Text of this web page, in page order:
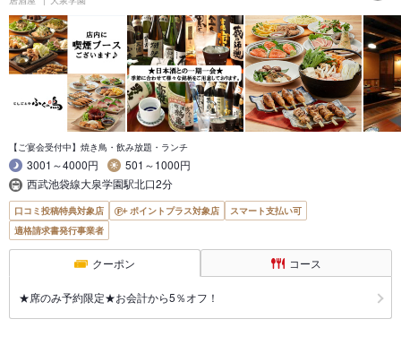
【ご宴会受付中】焼き鳥・飲み放題・ランチ
3001～4000円
501～1000円
西武池袋線大泉学園駅北口2分
口コミ投稿特典対象店 ポイントプラス対象店
スマート支払い可
適格請求書発行事業者
クーポン コース
★席のみ予約限定★お会計から5％オフ！